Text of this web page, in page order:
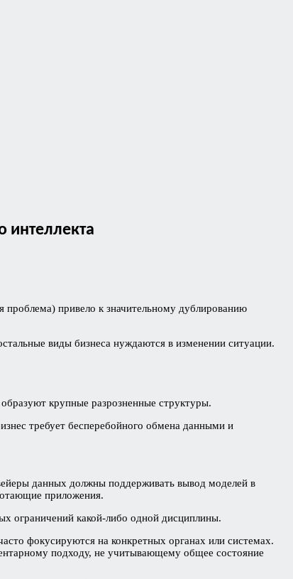
интеллекта
привело к значительному дублированию
виды бизнеса нуждаются в изменении ситуации.
крупные разрозненные структуры.
требует бесперебойного обмена данными и
данных должны поддерживать вывод моделей в
приложения.
ограничений какой-либо одной дисциплины.
фокусируются на конкретных органах или системах.
подходу, не учитывающему общее состояние